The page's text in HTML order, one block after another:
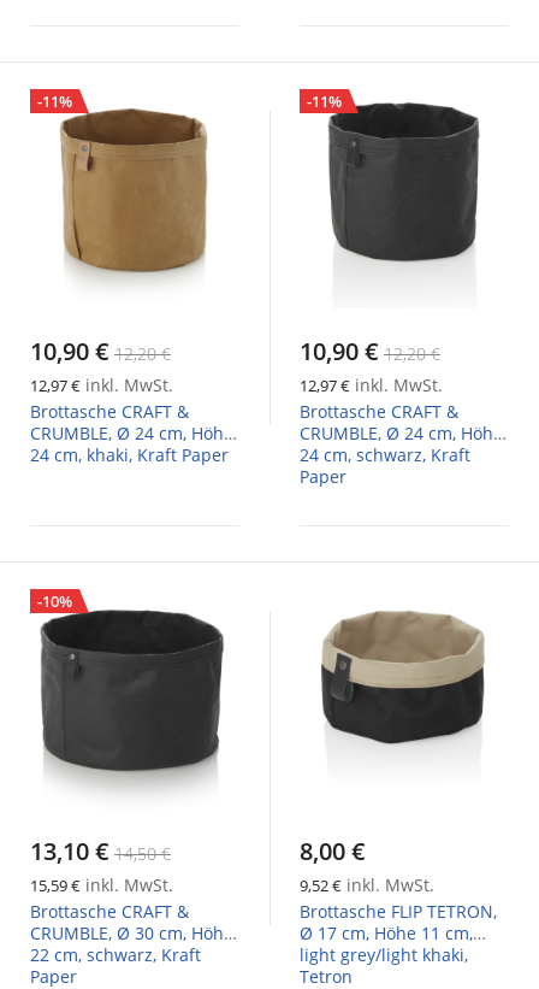
-11%
10,90 € 12,20 €
12,97 € inkl. MwSt.
Brottasche CRAFT &
CRUMBLE, Ø 24 cm, Höhe
24 cm, khaki, Kraft Paper
-11%
10,90 € 12,20 €
12,97 € inkl. MwSt.
Brottasche CRAFT &
CRUMBLE, Ø 24 cm, Höhe
24 cm, schwarz, Kraft
Paper
-10%
13,10 € 14,50 €
15,59 € inkl. MwSt.
Brottasche CRAFT &
CRUMBLE, Ø 30 cm, Höhe
22 cm, schwarz, Kraft
Paper
8,00 €
9,52 € inkl. MwSt.
Brottasche FLIP TETRON,
Ø 17 cm, Höhe 11 cm,
light grey/light khaki,
Tetron